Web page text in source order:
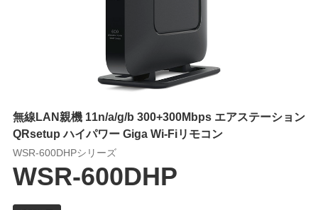
無線LAN親機 11n/a/g/b 300+300Mbps エアステーション
QRsetup ハイパワー Giga Wi-Fiリモコン
WSR-600DHPシリーズ
WSR-600DHP